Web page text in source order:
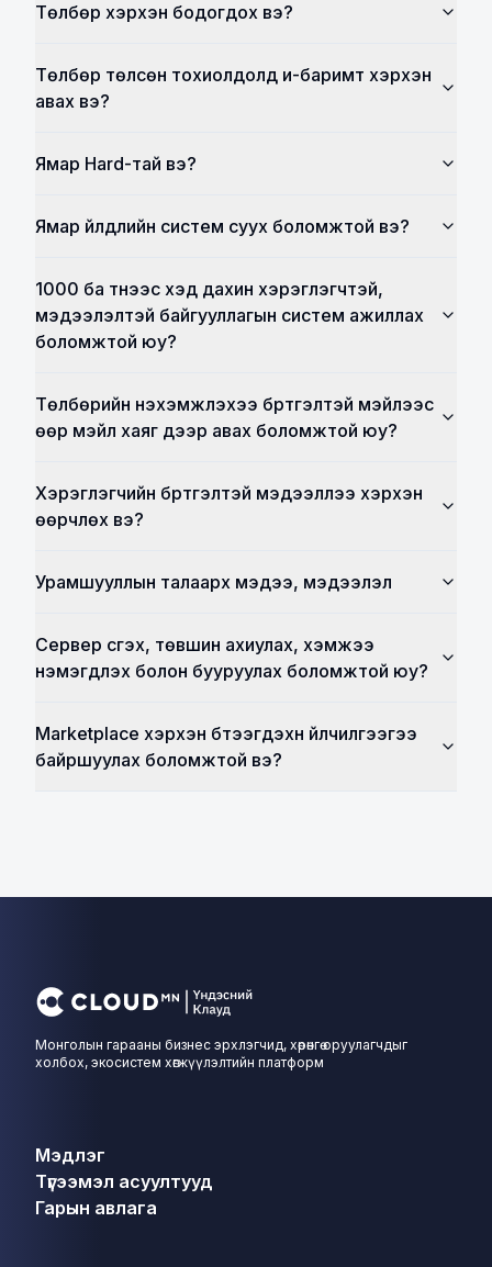
Төлбөр хэрхэн бодогдох вэ?
Төлбөр төлсөн тохиолдолд и-баримт хэрхэн
авах вэ?
Ямар Hard-тай вэ?
Ямар үйлдлийн систем суух боломжтой вэ?
1000 ба түүнээс хэд дахин хэрэглэгчтэй,
мэдээлэлтэй байгууллагын систем ажиллах
боломжтой юу?
Төлбөрийн нэхэмжлэхээ бүртгэлтэй мэйлээс
өөр мэйл хаяг дээр авах боломжтой юу?
Хэрэглэгчийн бүртгэлтэй мэдээллээ хэрхэн
өөрчлөх вэ?
Урамшууллын талаарх мэдээ, мэдээлэл
Сервер үүсгэх, төвшин ахиулах, хэмжээ
нэмэгдүүлэх болон бууруулах боломжтой юу?
Marketplace хэрхэн бүтээгдэхүүн үйлчилгээгээ
байршуулах боломжтой вэ?
Монголын гарааны бизнес эрхлэгчид, хөрөнгө оруулагчдыг
холбох, экосистем хөгжүүлэлтийн платформ
Мэдлэг
Түгээмэл асуултууд
Гарын авлага